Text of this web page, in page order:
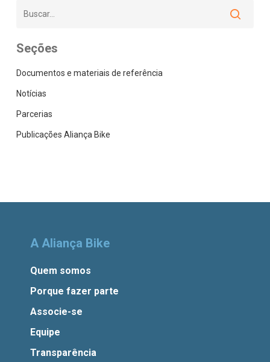
Seções
Documentos e materiais de referência
Notícias
Parcerias
Publicações Aliança Bike
A Aliança Bike
Quem somos
Porque fazer parte
Associe-se
Equipe
Transparência